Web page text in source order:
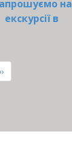
на
екскурсії в